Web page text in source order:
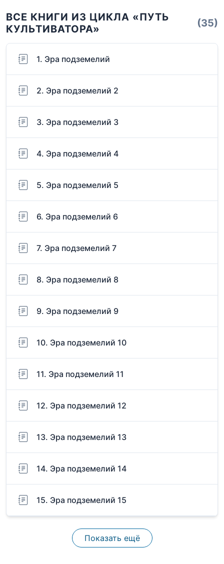
ВСЕ КНИГИ ИЗ ЦИКЛА «ПУТЬ
КУЛЬТИВАТОРА»
(35)
1. Эра подземелий
2. Эра подземелий 2
3. Эра подземелий 3
4. Эра подземелий 4
5. Эра подземелий 5
6. Эра подземелий 6
7. Эра подземелий 7
8. Эра подземелий 8
9. Эра подземелий 9
10. Эра подземелий 10
11. Эра подземелий 11
12. Эра подземелий 12
13. Эра подземелий 13
14. Эра подземелий 14
15. Эра подземелий 15
Показать ещё